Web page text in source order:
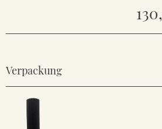
Verpackung